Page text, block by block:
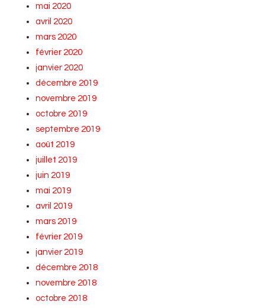
mai 2020
avril 2020
mars 2020
février 2020
janvier 2020
décembre 2019
novembre 2019
octobre 2019
septembre 2019
août 2019
juillet 2019
juin 2019
mai 2019
avril 2019
mars 2019
février 2019
janvier 2019
décembre 2018
novembre 2018
octobre 2018